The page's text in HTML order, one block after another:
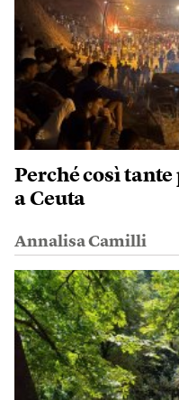
Perché così
a Ceuta
Annalisa Camilli